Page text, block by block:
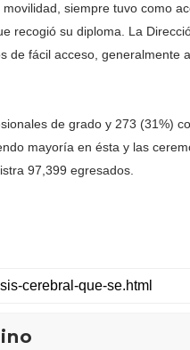
siempre tuvo como
recogió su diploma. La
de fácil acceso, generalmente
de grado y 273 (31%)
mayoría en ésta y las
97,399 egresados.